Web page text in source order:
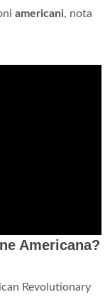
americani, nota
Americana?
Revolutionary